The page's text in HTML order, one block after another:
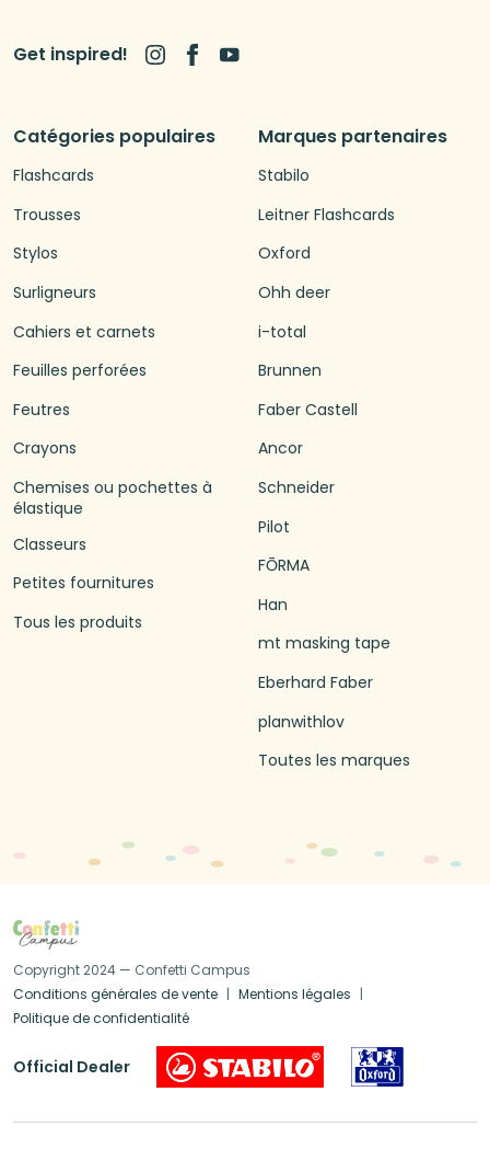
Catégories populaires
Flashcards
Trousses
Stylos
Surligneurs
Cahiers et carnets
Feuilles perforées
Feutres
Crayons
Chemises ou pochettes à
élastique
Classeurs
Petites fournitures
Tous les produits
Marques partenaires
Stabilo
Leitner Flashcards
Oxford
Ohh deer
i-total
Brunnen
Faber Castell
Ancor
Schneider
Pilot
FŌRMA
Han
mt masking tape
Eberhard Faber
planwithlov
Toutes les marques
Get inspired!
Copyright 2024 — Confetti Campus
Conditions générales de vente
Mentions légales
Politique de confidentialité
Official Dealer